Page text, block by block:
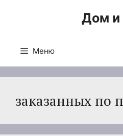
Дом и
Меню
заказанных по